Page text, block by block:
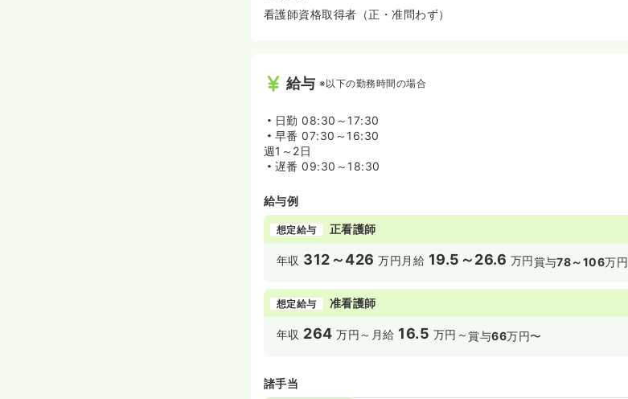
看護師資格取得者（正・准問わず）
給与 ※以下の勤務時間の場合
日勤 08:30～17:30
早番 07:30～16:30
週1～2日
遅番 09:30～18:30
給与例
想定給与 正看護師
年収 312～426 万円 月給 19.5～26.6 万円賞与78～106万円
想定給与 准看護師
年収 264 万円～ 月給 16.5 万円～賞与66万円〜
諸手当